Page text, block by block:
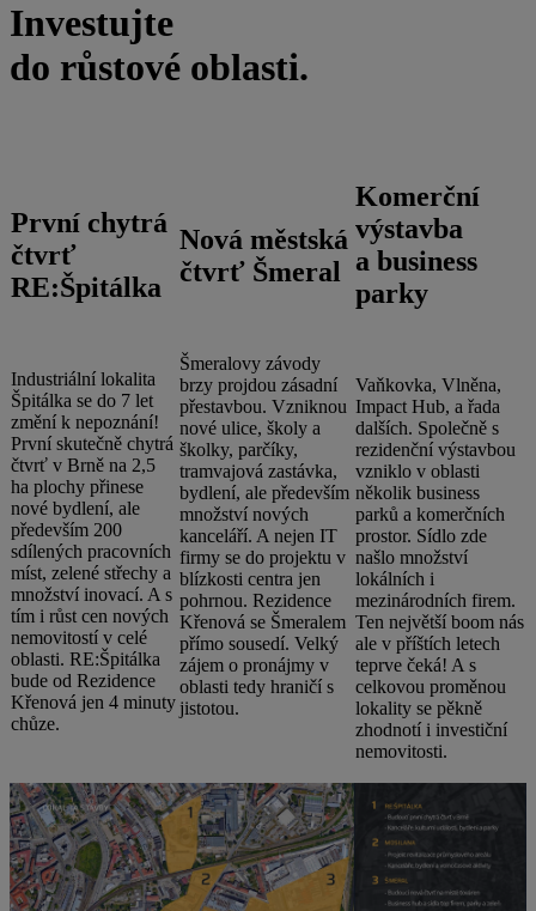
Investujte
do růstové oblasti.
První chytrá
čtvrť
RE:Špitálka
Industriální lokalita
Špitálka se do 7 let
změní k nepoznání!
První skutečně chytrá
čtvrť v Brně na 2,5
ha plochy přinese
nové bydlení, ale
především 200
sdílených pracovních
míst, zelené střechy a
množství inovací. A s
tím i růst cen nových
nemovitostí v celé
oblasti. RE:Špitálka
bude od Rezidence
Křenová jen 4 minuty
chůze.
Nová městská
čtvrť Šmeral
Šmeralovy závody
brzy projdou zásadní
přestavbou. Vzniknou
nové ulice, školy a
školky, parčíky,
tramvajová zastávka,
bydlení, ale především
množství nových
kanceláří. A nejen IT
firmy se do projektu v
blízkosti centra jen
pohrnou. Rezidence
Křenová se Šmeralem
přímo sousedí. Velký
zájem o pronájmy v
oblasti tedy hraničí s
jistotou.
Komerční
výstavba
a business
parky
Vaňkovka, Vlněna,
Impact Hub, a řada
dalších. Společně s
rezidenční výstavbou
vzniklo v oblasti
několik business
parků a komerčních
prostor. Sídlo zde
našlo množství
lokálních i
mezinárodních firem.
Ten největší boom nás
ale v příštích letech
teprve čeká! A s
celkovou proměnou
lokality se pěkně
zhodnotí i investiční
nemovitosti.